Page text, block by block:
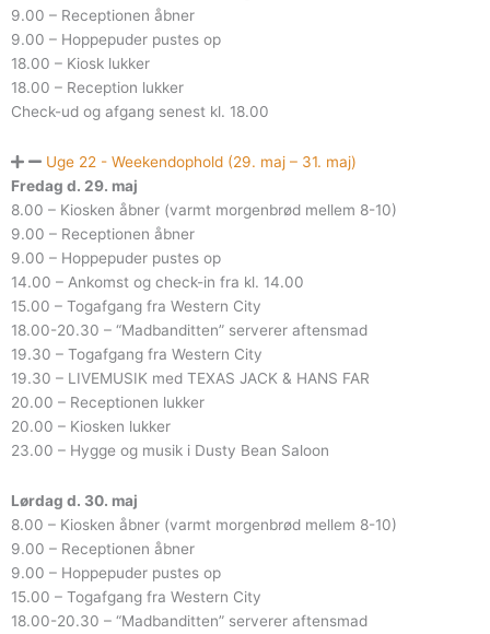
9.00 – Receptionen åbner
9.00 – Hoppepuder pustes op
18.00 – Kiosk lukker
18.00 – Reception lukker
Check-ud og afgang senest kl. 18.00
Uge 22 - Weekendophold (29. maj – 31. maj)
Fredag d. 29. maj
8.00 – Kiosken åbner (varmt morgenbrød mellem 8-10)
9.00 – Receptionen åbner
9.00 – Hoppepuder pustes op
14.00 – Ankomst og check-in fra kl. 14.00
15.00 – Togafgang fra Western City
18.00-20.30 – “Madbanditten” serverer aftensmad
19.30 – Togafgang fra Western City
19.30 – LIVEMUSIK med TEXAS JACK & HANS FAR
20.00 – Receptionen lukker
20.00 – Kiosken lukker
23.00 – Hygge og musik i Dusty Bean Saloon
Lørdag d. 30. maj
8.00 – Kiosken åbner (varmt morgenbrød mellem 8-10)
9.00 – Receptionen åbner
9.00 – Hoppepuder pustes op
15.00 – Togafgang fra Western City
18.00-20.30 – “Madbanditten” serverer aftensmad